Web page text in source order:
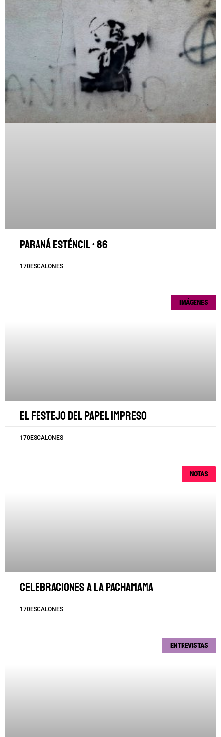
Paraná esténcil • 86
170ESCALONES
IMÁGENES
El festejo del papel impreso
170ESCALONES
NOTAS
Celebraciones a la Pachamama
170ESCALONES
ENTREVISTAS